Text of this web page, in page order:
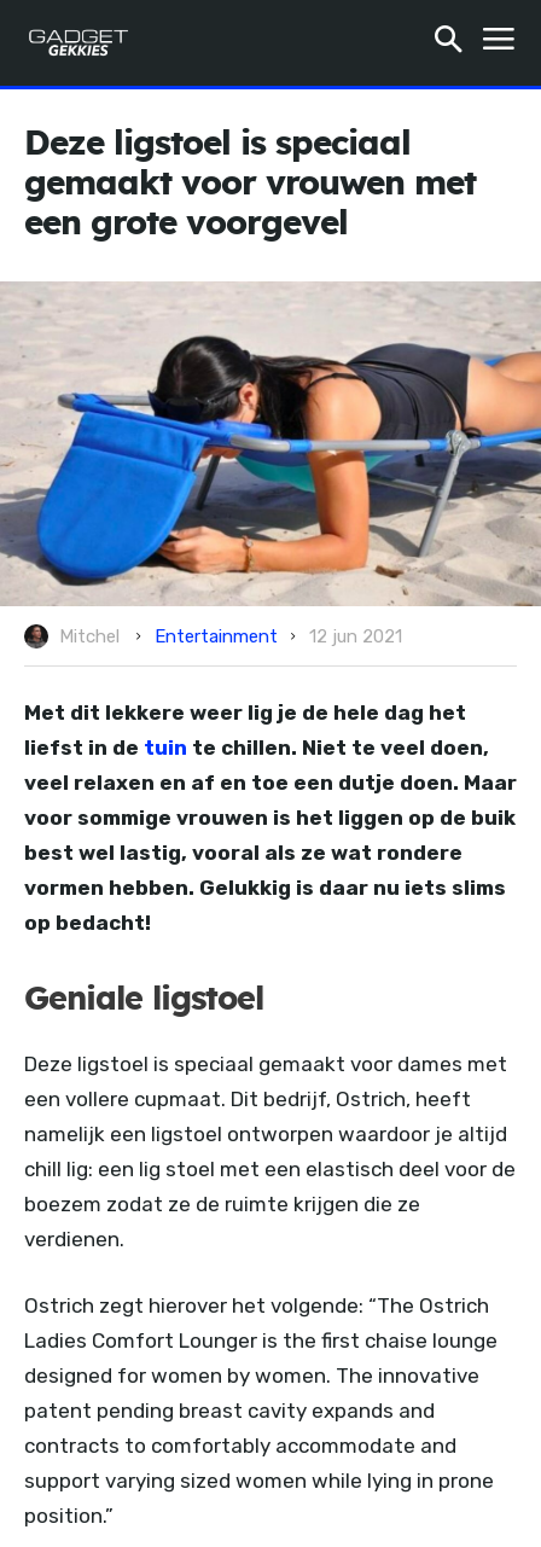
Deze ligstoel is speciaal
gemaakt voor vrouwen met
een grote voorgevel
Mitchel Entertainment 12 jun 2021
Met dit lekkere weer lig je de hele dag het
liefst in de tuin te chillen. Niet te veel doen,
veel relaxen en af en toe een dutje doen. Maar
voor sommige vrouwen is het liggen op de buik
best wel lastig, vooral als ze wat rondere
vormen hebben. Gelukkig is daar nu iets slims
op bedacht!
Geniale ligstoel
Deze ligstoel is speciaal gemaakt voor dames met
een vollere cupmaat. Dit bedrijf, Ostrich, heeft
namelijk een ligstoel ontworpen waardoor je altijd
chill lig: een lig stoel met een elastisch deel voor de
boezem zodat ze de ruimte krijgen die ze
verdienen.
Ostrich zegt hierover het volgende: “The Ostrich
Ladies Comfort Lounger is the first chaise lounge
designed for women by women. The innovative
patent pending breast cavity expands and
contracts to comfortably accommodate and
support varying sized women while lying in prone
position.”